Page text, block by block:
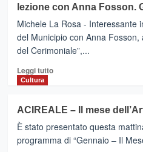
–
Presentata
l’XI
edizione
di
“Nivarata
della
Granita
Siciliana
lezione con Anna Fosson.
Michele La Rosa - Interessante
del Municipio con Anna Fosson,
del Cerimoniale”,...
Leggi tuttoLeggi
ACIREALE
–
“L’essenziale
Cultura
ACIREALE – Il mese
È stato presentato questa
programma di “Gennaio – Il